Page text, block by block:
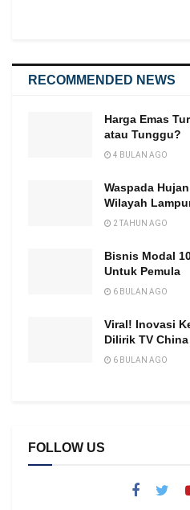
RECOMMENDED NEWS
Harga Emas
atau Tunggu?
4 BULAN AGO
Waspada
Wilayah
2 TAHUN AGO
Bisnis Modal
Untuk Pemula
6 BULAN AGO
Viral! Inovasi
Dilirik TV China
6 BULAN AGO
FOLLOW US